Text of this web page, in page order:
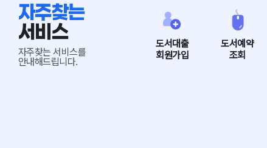
자주찾는
서비스
자주찾는 서비스를
안내해드립니다.
도서대출
회원가입
도서예약
조회